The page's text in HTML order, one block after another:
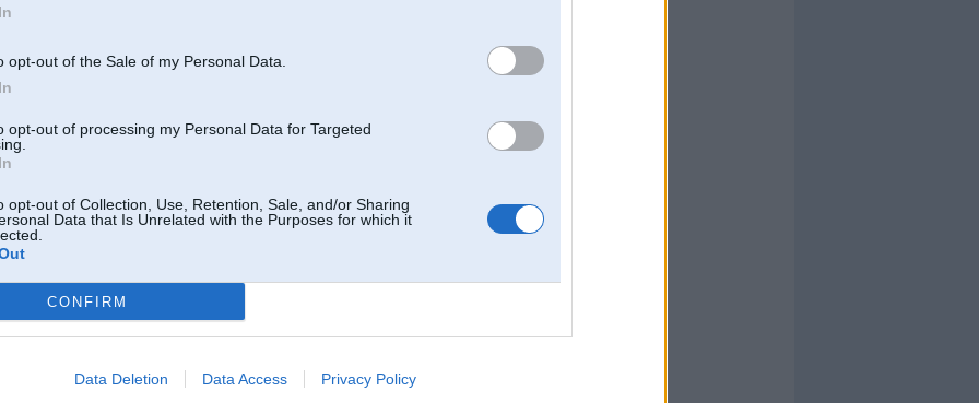
opt-out of the Sale of my Personal Data.
opt-out of processing my Personal Data for Targeted
opt-out of Collection, Use, Retention, Sale, and/or Sharing
Data that Is Unrelated with the Purposes for which it
CONFIRM
Data Deletion Data Access Privacy Policy
16:49
2010, 15:50
svītru uz riepām vajag šaurāku. Un diskus melnus.
15:49
benkja ar līdz ideālismam vajadzēja sapulēt, savādāk izlec no kopējā stila
domāt ka veco kadetu nevajadzēja pārdot bet sapulēt un sēdināt
auto renesanse - tagad saprotu tos rat style piekritējus un tamlīdzīgi, jo šādam pēcpuses